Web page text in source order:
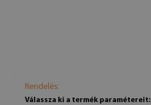
Rendelés:
Válassza ki a termék paramétereit: